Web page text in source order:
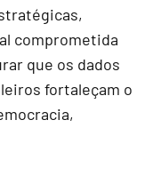
comprometida
que os dados
fortaleçam o